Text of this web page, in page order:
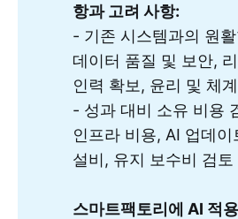
항과 고려 사항:
- 기존 시스템과의 원
데이터 품질 및 보안,
인력 확보, 윤리 및 체
- 성과 대비 소유 비용
인프라 비용, AI 업데
설비, 유지 보수비 검토
스마트팩토리에 AI 적